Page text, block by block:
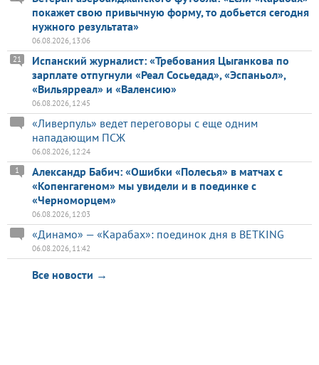
покажет свою привычную форму, то добьется сегодня
нужного результата»
06.08.2026, 13:06
Испанский журналист: «Требования Цыганкова по
зарплате отпугнули «Реал Сосьедад», «Эспаньол»,
«Вильярреал» и «Валенсию»
21
06.08.2026, 12:45
«Ливерпуль» ведет переговоры с еще одним
нападающим ПСЖ
06.08.2026, 12:24
Александр Бабич: «Ошибки «Полесья» в матчах с
«Копенгагеном» мы увидели и в поединке с
«Черноморцем»
1
06.08.2026, 12:03
«Динамо» — «Карабах»: поединок дня в BETKING
06.08.2026, 11:42
Все новости →